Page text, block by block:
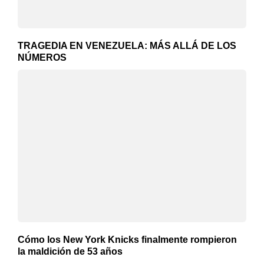
TRAGEDIA EN VENEZUELA: MÁS ALLÁ DE LOS
NÚMEROS
Cómo los New York Knicks finalmente rompieron
la maldición de 53 años